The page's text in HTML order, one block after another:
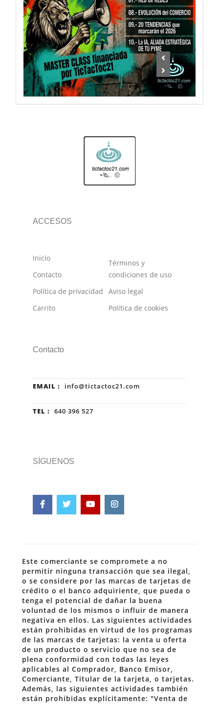
ACCESOS
Inicio
Contacto
Política de privacidad
Carrito
Términos y
condiciones de uso
Aviso legal
Política de cookies
Contacto
EMAIL : info@tictactoc21.com
TEL : 640 396 527
SÍGUENOS
Este comerciante se compromete a no
permitir ninguna transacción que sea ilegal,
o se considere por las marcas de tarjetas de
crédito o el banco adquiriente, que pueda o
tenga el potencial de dañar la buena
voluntad de los mismos o influir de manera
negativa en ellos. Las siguientes actividades
están prohibidas en virtud de los programas
de las marcas de tarjetas: la venta u oferta
de un producto o servicio que no sea de
plena conformidad con todas las leyes
aplicables al Comprador, Banco Emisor,
Comerciante, Titular de la tarjeta, o tarjetas.
Además, las siguientes actividades también
están prohibidas explícitamente: "Venta de